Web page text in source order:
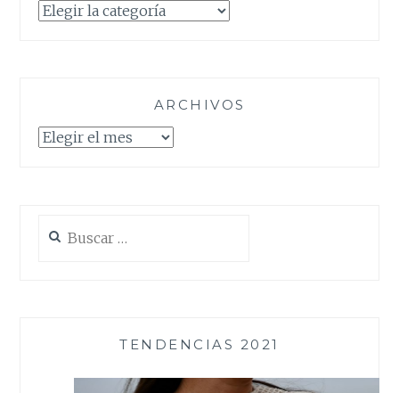
Categorías
ARCHIVOS
Archivos
TENDENCIAS 2021